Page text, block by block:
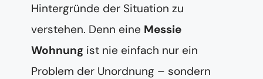
Hintergründe der Situation zu
verstehen. Denn eine Messie
Wohnung ist nie einfach nur ein
Problem der Unordnung – sondern